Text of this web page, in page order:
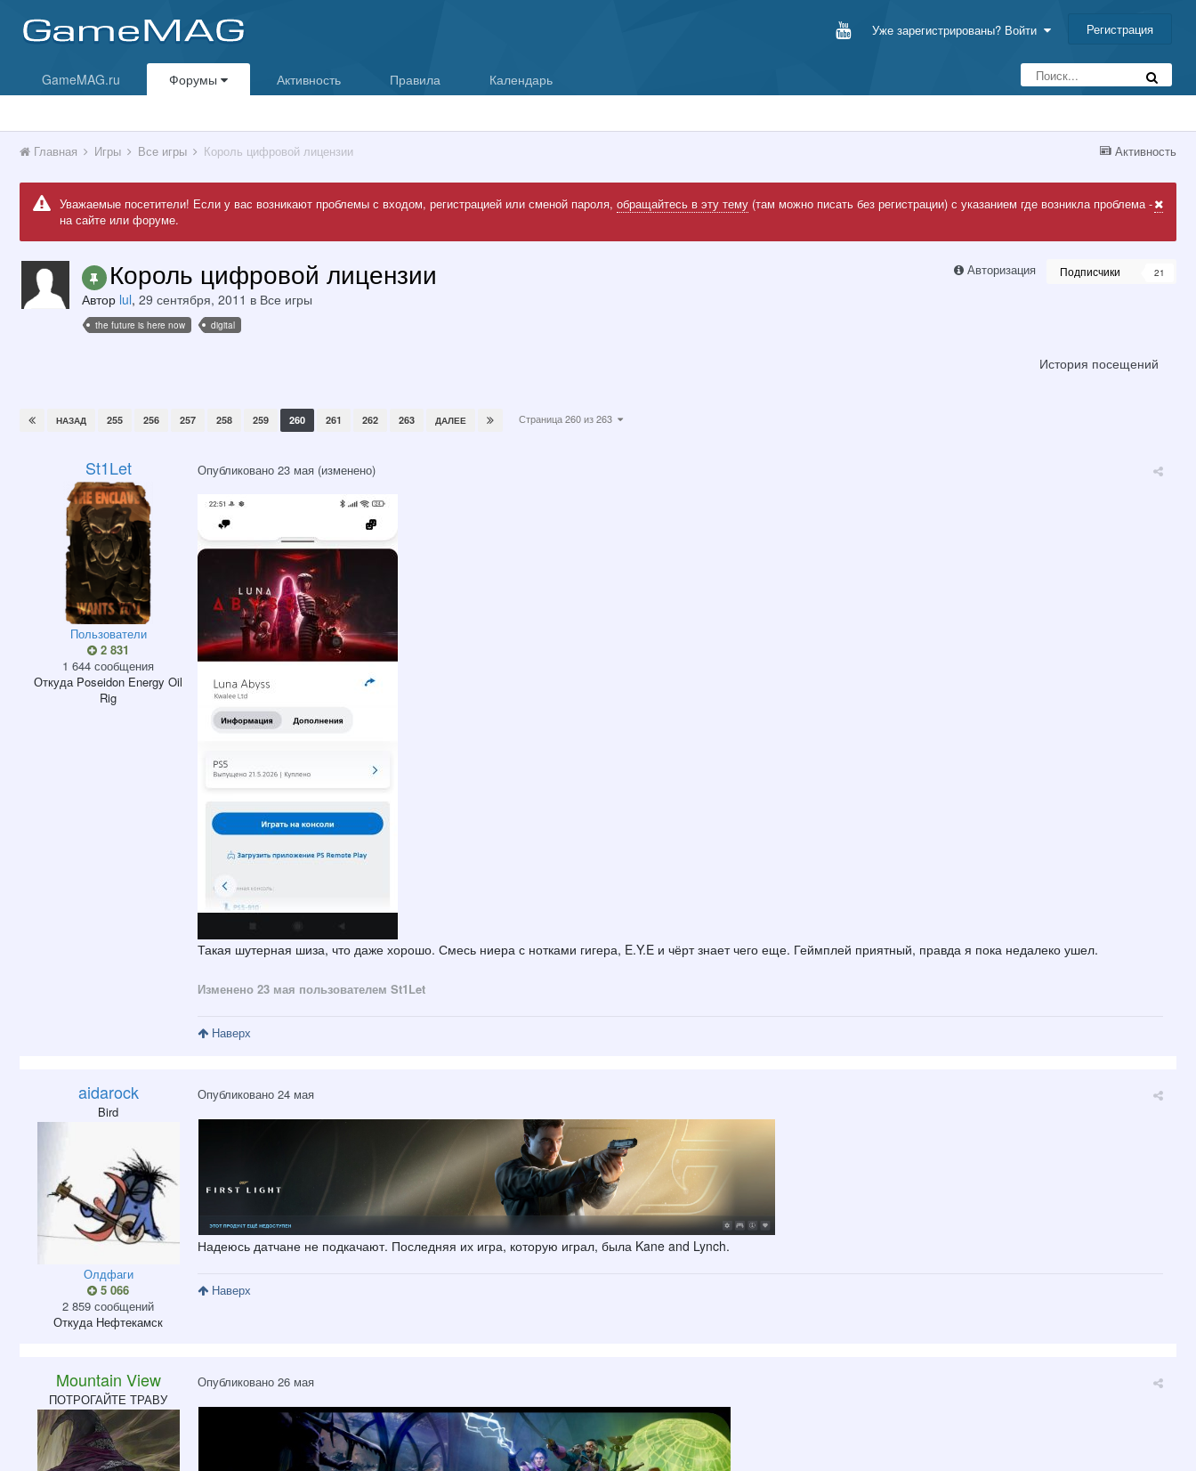
Уже зарегистрированы? Войти Регистрация
GameMAG.ru Форумы Активность Правила Календарь
Активность
Главная Игры Все игры Король цифровой лицензии
Уважаемые посетители! Если у вас возникают проблемы с входом, регистрацией или сменой пароля, обращайтесь в эту тему(там можно писать без регистрации) с указанием где возникла проблема -
на сайте или форуме.
Авторизация Подписчики 21
Король цифровой лицензии
Автор lul, 29 сентября, 2011 в Все игры
the future is here now digital
История посещений
НАЗАД 255 256 257 258 259 260 261 262 263 ДАЛЕЕ Страница 260 из 263
St1Let
Пользователи
2 831
1 644 сообщения
Откуда Poseidon Energy Oil
Rig
Опубликовано 23 мая (изменено)
Такая шутерная шиза, что даже хорошо. Смесь ниера с нотками гигера, E.Y.E и чёрт знает чего еще. Геймплей приятный, правда я пока недалеко ушел.
Изменено 23 мая пользователем St1Let
Наверх
aidarock
Bird
Олдфаги
5 066
2 859 сообщений
Откуда Нефтекамск
Опубликовано 24 мая
Надеюсь датчане не подкачают. Последняя их игра, которую играл, была Kane and Lynch.
Наверх
Mountain View
ПОТРОГАЙТЕ ТРАВУ
Опубликовано 26 мая